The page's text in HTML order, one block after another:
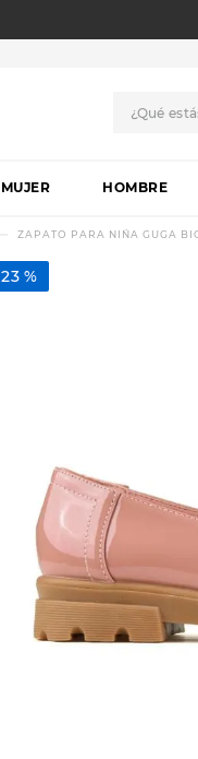
MUJER HOMBRE
ZAPATO PARA NIÑA GUGA
23 %
1.
botas
2 .
skechers
3.
.
slip-ins
10
botas dama